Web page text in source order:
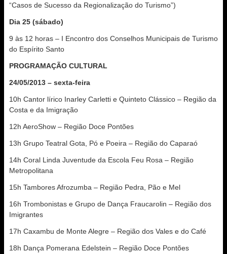
“Casos de Sucesso da Regionalização do Turismo”)
Dia 25 (sábado)
9 às 12 horas – I Encontro dos Conselhos Municipais de Turismo
do Espírito Santo
PROGRAMAÇÃO CULTURAL
24/05/2013 – sexta-feira
10h Cantor lírico Inarley Carletti e Quinteto Clássico – Região da
Costa e da Imigração
12h AeroShow – Região Doce Pontões
13h Grupo Teatral Gota, Pó e Poeira – Região do Caparaó
14h Coral Linda Juventude da Escola Feu Rosa – Região
Metropolitana
15h Tambores Afrozumba – Região Pedra, Pão e Mel
16h Trombonistas e Grupo de Dança Fraucarolin – Região dos
Imigrantes
17h Caxambu de Monte Alegre – Região dos Vales e do Café
18h Dança Pomerana Edelstein – Região Doce Pontões